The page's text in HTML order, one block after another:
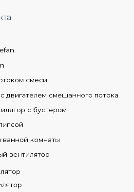
смеси
двигателем смешанного потока
с бустером
ванной комнаты
вентилятор